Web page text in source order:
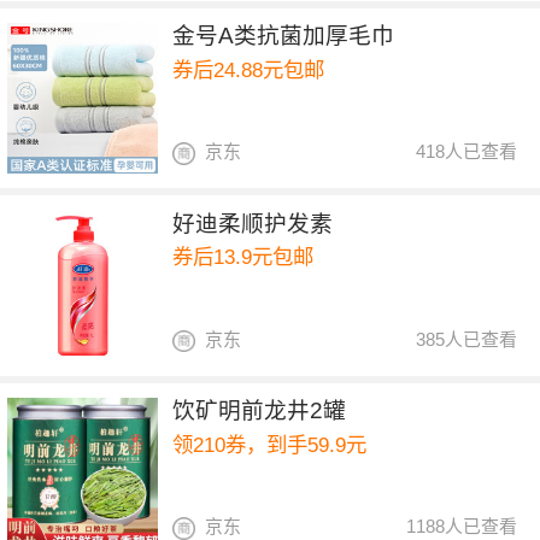
金号A类抗菌加厚毛巾
券后24.88元包邮
418人已查看
京东
好迪柔顺护发素
券后13.9元包邮
385人已查看
京东
饮矿明前龙井2罐
领210券，到手59.9元
1188人已查看
京东